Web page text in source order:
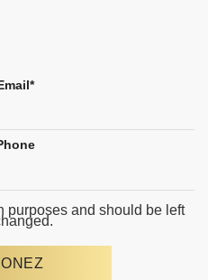
*
purposes and should be left